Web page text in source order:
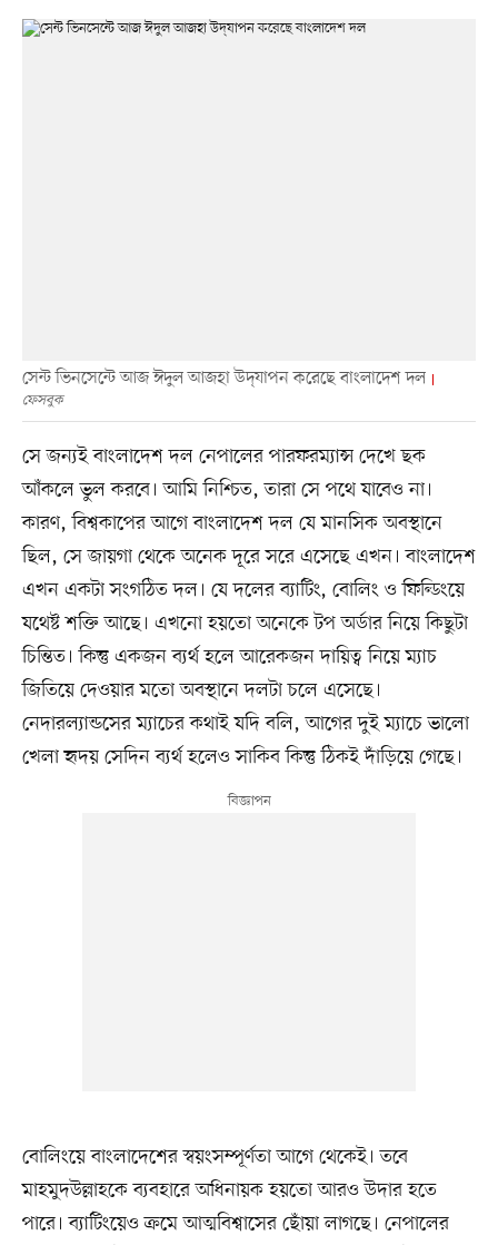
সেন্ট ভিনসেন্টে আজ ঈদুল আজহা উদ্‌যাপন করেছে বাংলাদেশ দল
ফেসবুক
সে জন্যই বাংলাদেশ দল নেপালের পারফরম্যান্স দেখে ছক
আঁকলে ভুল করবে। আমি নিশ্চিত, তারা সে পথে যাবেও না।
কারণ, বিশ্বকাপের আগে বাংলাদেশ দল যে মানসিক অবস্থানে
ছিল, সে জায়গা থেকে অনেক দূরে সরে এসেছে এখন। বাংলাদেশ
এখন একটা সংগঠিত দল। যে দলের ব্যাটিং, বোলিং ও ফিল্ডিংয়ে
যথেষ্ট শক্তি আছে। এখনো হয়তো অনেকে টপ অর্ডার নিয়ে কিছুটা
চিন্তিত। কিন্তু একজন ব্যর্থ হলে আরেকজন দায়িত্ব নিয়ে ম্যাচ
জিতিয়ে দেওয়ার মতো অবস্থানে দলটা চলে এসেছে।
নেদারল্যান্ডসের ম্যাচের কথাই যদি বলি, আগের দুই ম্যাচে ভালো
খেলা হৃদয় সেদিন ব্যর্থ হলেও সাকিব কিন্তু ঠিকই দাঁড়িয়ে গেছে।
বোলিংয়ে বাংলাদেশের স্বয়ংসম্পূর্ণতা আগে থেকেই। তবে
মাহমুদউল্লাহকে ব্যবহারে অধিনায়ক হয়তো আরও উদার হতে
পারে। ব্যাটিংয়েও ক্রমে আত্মবিশ্বাসের ছোঁয়া লাগছে। নেপালের